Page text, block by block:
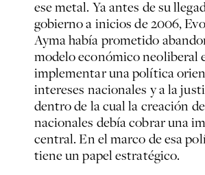
ese metal. Ya antes de su
gobierno a inicios de 2006,
Ayma había prometido
modelo económico neoliberal
implementar una política
intereses nacionales y a la
dentro de la cual la creación
nacionales debía cobrar una
central. En el marco de esa
tiene un papel estratégico.